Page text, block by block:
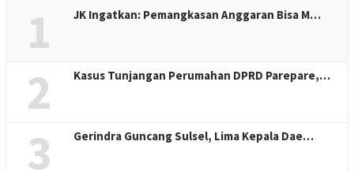
1 JK Ingatkan: Pemangkasan Anggaran Bisa M…
2 Kasus Tunjangan Perumahan DPRD Parepare,…
3 Gerindra Guncang Sulsel, Lima Kepala Dae…